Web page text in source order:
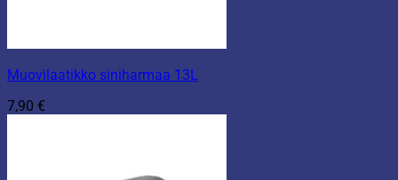
Muovilaatikko siniharmaa 13L
7,90 €